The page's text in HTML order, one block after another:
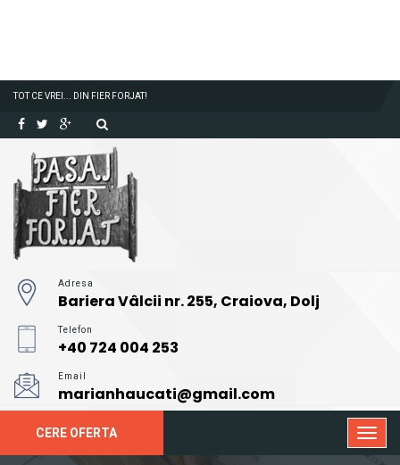
TOT CE VREI... DIN FIER FORJAT!
Adresa
Bariera Vâlcii nr. 255, Craiova, Dolj
Telefon
+40 724 004 253
Email
marianhaucati@gmail.com
CERE OFERTA